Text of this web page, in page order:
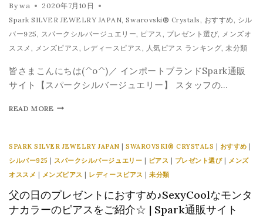
By wa
2020年7月10日
Spark SILVER JEWELRY JAPAN Swarovski® Crystals おすすめ
シル
バー925
スパークシルバージュエリー ピアス プレゼント選び
メンズオ
ススメ
メンズピアス レディースピアス 人気ピアス ランキング 未分類
皆さまこんにちは(^o^)／ インポートブランドSpark通販
サイト【スパークシルバージュエリー】 スタッフの…
READ MORE
SPARK SILVER JEWELRY JAPAN |SWAROVSKI® CRYSTALS | おすすめ |
シルバー925 | スパークシルバージュエリー | ピアス | プレゼント選び| メンズ
オススメ | メンズピアス | レディースピアス |未分類
父の日のプレゼントにおすすめ♪SexyCoolなモンタ
ナカラーのピアスをご紹介☆ | Spark通販サイト